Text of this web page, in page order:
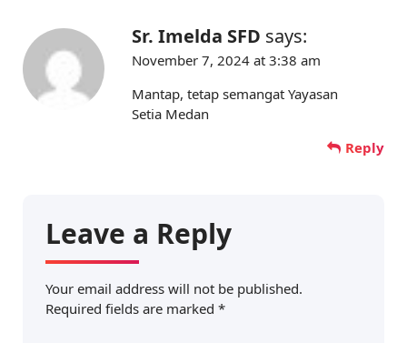
Sr. Imelda SFD says:
November 7, 2024 at 3:38 am
Mantap, tetap semangat Yayasan
Setia Medan
Reply
Leave a Reply
Your email address will not be published.
Required fields are marked *